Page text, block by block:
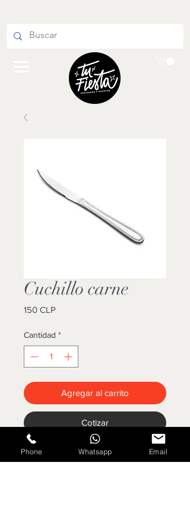
Cuchillo carne
150 CLPPrecio
Cantidad *
Agregar al carrito
Cotizar
Phone Whatsapp Email